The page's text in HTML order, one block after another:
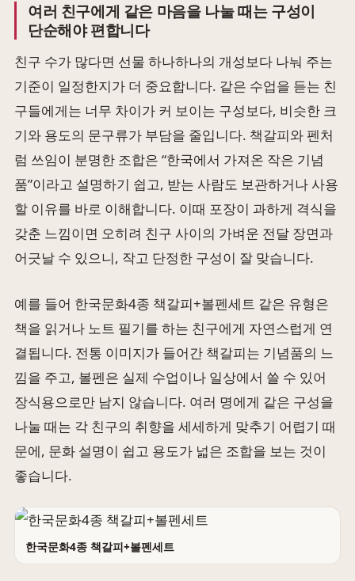
여러 친구에게 같은 마음을 나눌 때는 구성이
단순해야 편합니다
친구 수가 많다면 선물 하나하나의 개성보다 나눠 주는
기준이 일정한지가 더 중요합니다. 같은 수업을 듣는 친
구들에게는 너무 차이가 커 보이는 구성보다, 비슷한 크
기와 용도의 문구류가 부담을 줄입니다. 책갈피와 펜처
럼 쓰임이 분명한 조합은 “한국에서 가져온 작은 기념
품”이라고 설명하기 쉽고, 받는 사람도 보관하거나 사용
할 이유를 바로 이해합니다. 이때 포장이 과하게 격식을
갖춘 느낌이면 오히려 친구 사이의 가벼운 전달 장면과
어긋날 수 있으니, 작고 단정한 구성이 잘 맞습니다.
예를 들어 한국문화4종 책갈피+볼펜세트 같은 유형은
책을 읽거나 노트 필기를 하는 친구에게 자연스럽게 연
결됩니다. 전통 이미지가 들어간 책갈피는 기념품의 느
낌을 주고, 볼펜은 실제 수업이나 일상에서 쓸 수 있어
장식용으로만 남지 않습니다. 여러 명에게 같은 구성을
나눌 때는 각 친구의 취향을 세세하게 맞추기 어렵기 때
문에, 문화 설명이 쉽고 용도가 넓은 조합을 보는 것이
좋습니다.
한국문화4종 책갈피+볼펜세트